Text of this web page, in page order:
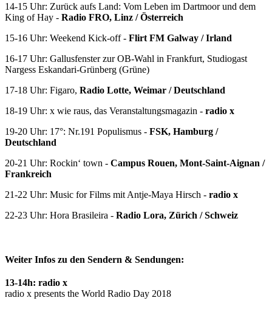
14-15 Uhr: Zurück aufs Land: Vom Leben im Dartmoor und dem
King of Hay - Radio FRO, Linz / Österreich
15-16 Uhr: Weekend Kick-off - Flirt FM Galway / Irland
16-17 Uhr: Gallusfenster zur OB-Wahl in Frankfurt, Studiogast
Nargess Eskandari-Grünberg (Grüne)
17-18 Uhr: Figaro, Radio Lotte, Weimar / Deutschland
18-19 Uhr: x wie raus, das Veranstaltungsmagazin - radio x
19-20 Uhr: 17°: Nr.191 Populismus - FSK, Hamburg /
Deutschland
20-21 Uhr: Rockin‘ town - Campus Rouen, Mont-Saint-Aignan /
Frankreich
21-22 Uhr: Music for Films mit Antje-Maya Hirsch - radio x
22-23 Uhr: Hora Brasileira - Radio Lora, Zürich / Schweiz
Weiter Infos zu den Sendern & Sendungen:
13-14h: radio x
radio x presents the World Radio Day 2018